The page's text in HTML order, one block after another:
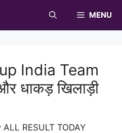
MENU
India Team
धाकड़ खिलाड़ी
ALL RESULT TODAY